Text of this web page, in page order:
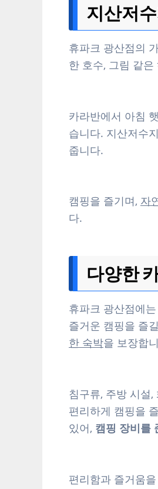
지산저
휴파크 광산점의
한 호수, 그림 같
카라반에서 아침
습니다. 지산저수
줍니다.
캠핑을 즐기며, 자
다.
다양한
휴파크 광산점에는
즐거운 캠핑을 즐
한 숙박을 보장합
침구류, 주방 시설
편리하게 캠핑을
있어, 캠핑 장비를
편리함과 즐거움